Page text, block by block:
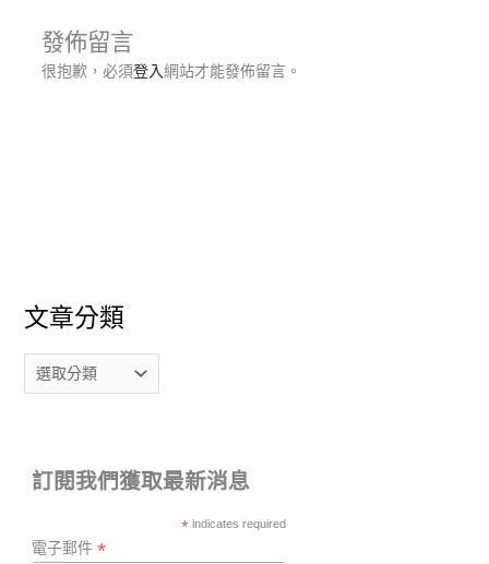
發佈留言
很抱歉，必須登入網站才能發佈留言。
文章分類
訂閱我們獲取最新消息
*indicates required
電子郵件*